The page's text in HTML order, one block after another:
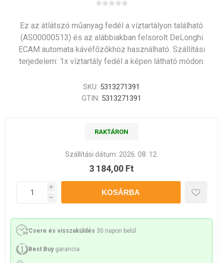
Ez az átlátszó műanyag fedél a víztartályon található
(AS00000513) és az alábbiakban felsorolt DeLonghi
ECAM automata kávéfőzőkhöz használható. Szállítási
terjedelem: 1x víztartály fedél a képen látható módon.
SKU: 5313271391
GTIN: 5313271391
RAKTÁRON
Szállítási dátum: 2026. 08. 12.
3 184,00 Ft
i
h
Csere és visszaküldés 30 napon belül
Best Buy garancia